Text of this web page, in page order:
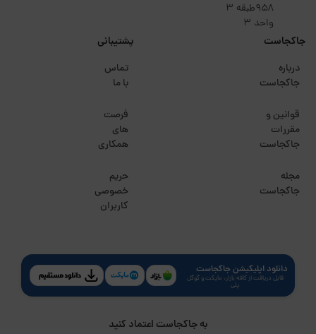
۹۵۸طبقه 3
واحد 3
جاکجاست
درباره
جاکجاست
قوانین و
مقررات
جاکجاست
مجله
جاکجاست
پشتیبانی
تماس
با ما
فرصت
های
همکاری
حریم
خصوصی
کاربران
دانلود اپلیکیشن جاکجاست
قابل دریافت از کافه بازار، مایکت و گوگل
پلی
به جاکجاست اعتماد کنید